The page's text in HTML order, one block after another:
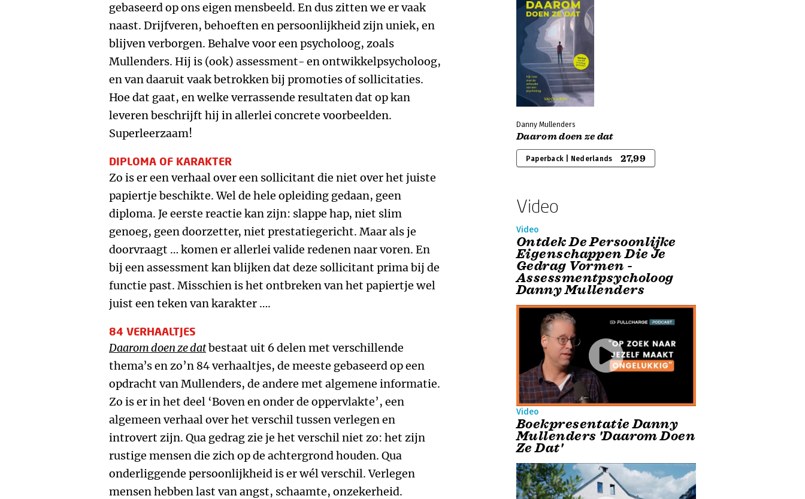
gebaseerd op ons eigen mensbeeld. En dus zitten we er vaak
naast. Drijfveren, behoeften en persoonlijkheid zijn uniek, en
blijven verborgen. Behalve voor een psycholoog, zoals
Mullenders. Hij is (ook) assessment- en ontwikkelpsycholoog,
en van daaruit vaak betrokken bij promoties of sollicitaties.
Hoe dat gaat, en welke verrassende resultaten dat op kan
leveren beschrijft hij in allerlei concrete voorbeelden.
Superleerzaam!
DIPLOMA OF KARAKTER
Zo is er een verhaal over een sollicitant die niet over het juiste
papiertje beschikte. Wel de hele opleiding gedaan, geen
diploma. Je eerste reactie kan zijn: slappe hap, niet slim
genoeg, geen doorzetter, niet prestatiegericht. Maar als je
doorvraagt … komen er allerlei valide redenen naar voren. En
bij een assessment kan blijken dat deze sollicitant prima bij de
functie past. Misschien is het ontbreken van het papiertje wel
juist een teken van karakter ….
84 VERHAALTJES
Daarom doen ze datbestaat uit 6 delen met verschillende
thema’s en zo’n 84 verhaaltjes, de meeste gebaseerd op een
opdracht van Mullenders, de andere met algemene informatie.
Zo is er in het deel ‘Boven en onder de oppervlakte’, een
algemeen verhaal over het verschil tussen verlegen en
introvert zijn. Qua gedrag zie je het verschil niet zo: het zijn
rustige mensen die zich op de achtergrond houden. Qua
onderliggende persoonlijkheid is er wél verschil. Verlegen
mensen hebben last van angst, schaamte, onzekerheid.
Danny Mullenders
Daarom doen ze dat
Paperback | Nederlands 27,99
Video
Video
Ontdek De Persoonlijke
Eigenschappen Die Je
Gedrag Vormen -
Assessmentpsycholoog
Danny Mullenders
Video
Boekpresentatie Danny
Mullenders 'Daarom Doen
Ze Dat'